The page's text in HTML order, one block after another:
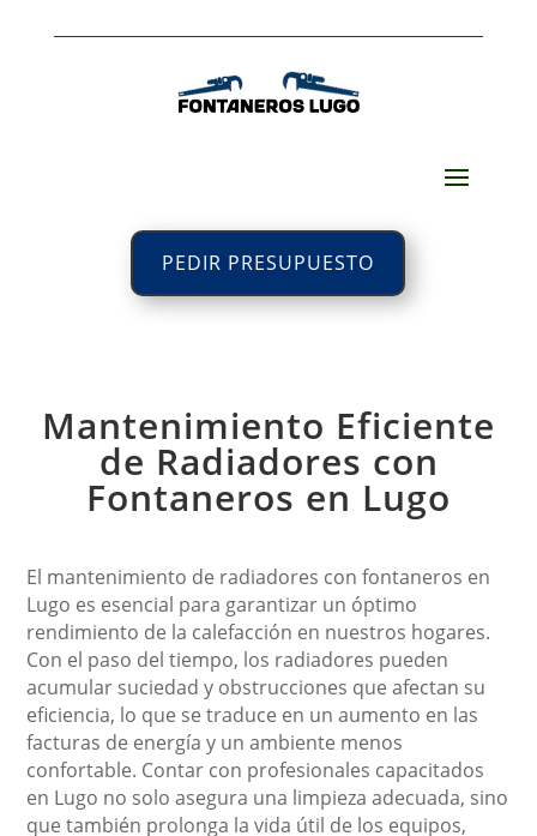
PEDIR PRESUPUESTO
Mantenimiento Eficiente
de Radiadores con
Fontaneros en Lugo
El mantenimiento de radiadores con fontaneros en
Lugo es esencial para garantizar un óptimo
rendimiento de la calefacción en nuestros hogares.
Con el paso del tiempo, los radiadores pueden
acumular suciedad y obstrucciones que afectan su
eficiencia, lo que se traduce en un aumento en las
facturas de energía y un ambiente menos
confortable. Contar con profesionales capacitados
en Lugo no solo asegura una limpieza adecuada, sino
que también prolonga la vida útil de los equipos,